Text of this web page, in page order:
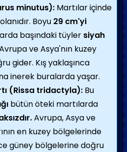
minutus): Martılar içinde
Boyu 29 cm'yi
başındaki tüyler siyah
ve Asya'nın kuzey
gider. Kış yaklaşınca
inerek buralarda yaşar.
(Rissa tridactyla): Bu
bütün öteki martılarda
Avrupa, Asya ve
en kuzey bölgelerinde
güney bölgelerine doğru